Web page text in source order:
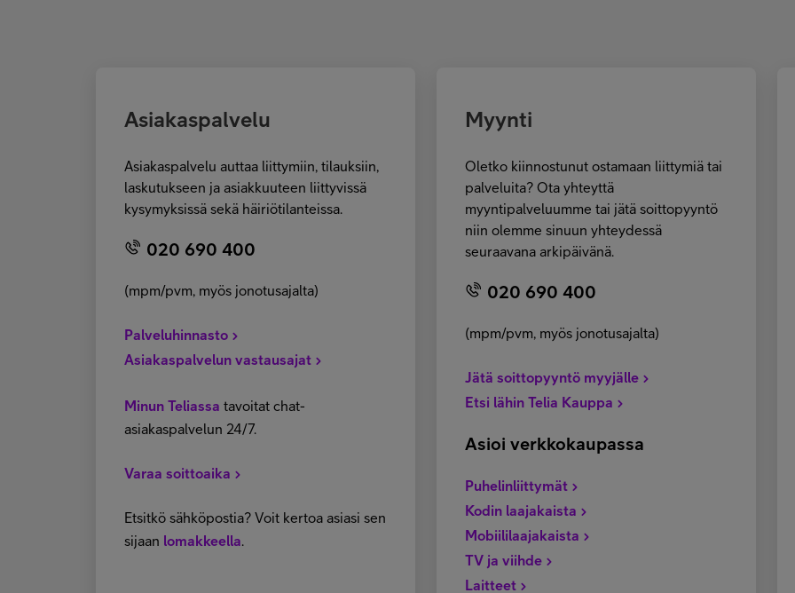
Asiakaspalvelu
Asiakaspalvelu auttaa liittymiin, tilauksiin,
laskutukseen ja asiakkuuteen liittyvissä
kysymyksissä sekä häiriötilanteissa.
020 690 400
(mpm/pvm, myös jonotusajalta)
Palveluhinnasto
Asiakaspalvelun vastausajat
Minun Teliassa tavoitat chat-
asiakaspalvelun 24/7.
Varaa soittoaika
Etsitkö sähköpostia? Voit kertoa asiasi sen
sijaan lomakkeella.
Myynti
Oletko kiinnostunut ostamaan liittymiä tai
palveluita? Ota yhteyttä
myyntipalveluumme tai jätä soittopyyntö
niin olemme sinuun yhteydessä
seuraavana arkipäivänä.
020 690 400
(mpm/pvm, myös jonotusajalta)
Jätä soittopyyntö myyjälle
Etsi lähin Telia Kauppa
Asioi verkkokaupassa
Puhelinliittymät
Kodin laajakaista
Mobiililaajakaista
TV ja viihde
Laitteet